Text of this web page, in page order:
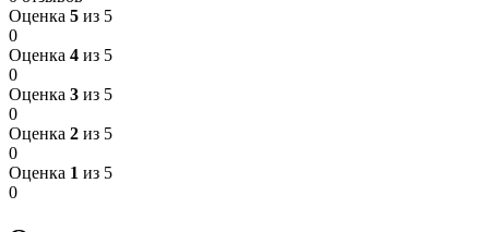
Оценка 5 из 5
0
Оценка 4 из 5
0
Оценка 3 из 5
0
Оценка 2 из 5
0
Оценка 1 из 5
0